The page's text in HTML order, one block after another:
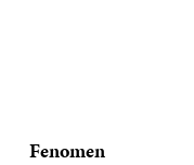
Fenomen